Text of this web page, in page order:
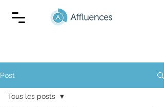
Post
Tous les posts